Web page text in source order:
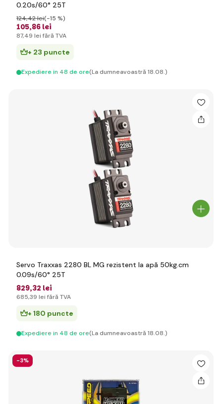
0.20s/60° 25T
105,86 lei
124,42 lei(-15 %)
87,49 lei fără TVA
+ 23 puncte
Expediere in 48 de ore(La dumneavoastră 18.08.)
Servo Traxxas 2280 BL MG rezistent la apă 50kg.cm
0.09s/60° 25T
829,32 lei
685,39 lei fără TVA
+ 180 puncte
Expediere in 48 de ore(La dumneavoastră 18.08.)
-3%